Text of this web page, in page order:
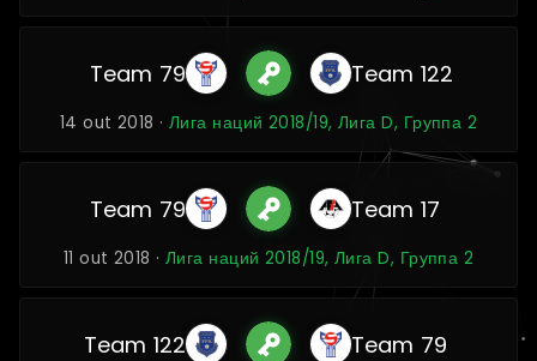
Team 79 Team 122
14 out 2018 ·Лига наций 2018/19, Лига D, Группа 2
Team 79 Team 17
11 out 2018 ·Лига наций 2018/19, Лига D, Группа 2
Team 122 Team 79